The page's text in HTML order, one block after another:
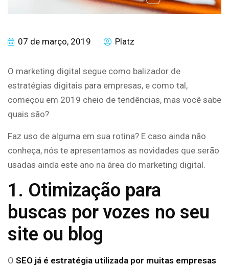
07 de março, 2019 Platz
O marketing digital segue como balizador de
estratégias digitais para empresas, e como tal,
começou em 2019 cheio de tendências, mas você sabe
quais são?
Faz uso de alguma em sua rotina? E caso ainda não
conheça, nós te apresentamos as novidades que serão
usadas ainda este ano na área do marketing digital.
1. Otimização para
buscas por vozes no seu
site ou blog
O SEO já é estratégia utilizada por muitas empresas